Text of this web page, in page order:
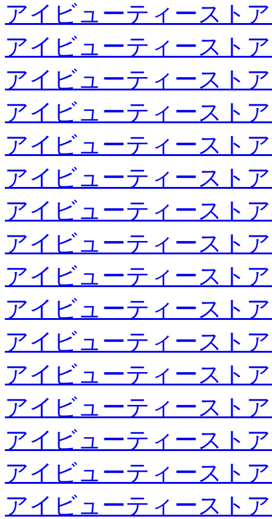
アイビューティースト
アイビューティースト
アイビューティースト
アイビューティースト
アイビューティースト
アイビューティースト
アイビューティースト
アイビューティースト
アイビューティースト
アイビューティースト
アイビューティースト
アイビューティースト
アイビューティースト
アイビューティースト
アイビューティースト
アイビューティースト